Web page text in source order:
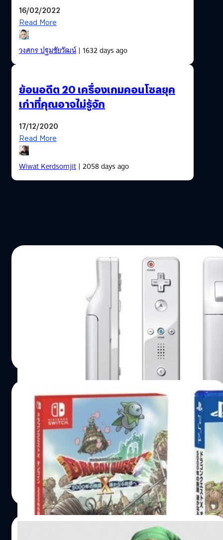
16/02/2022
Read More
วงศกร ปฐมชัยวัฒน์| 1632 days ago
ย้อนอดีต 20 เครื่องเกมคอนโซลยุค
เก่าที่คุณอาจไม่รู้จัก
17/12/2020
Read More
Wiwat Kerdsomjit| 2058 days ago
นินเทนโด ถูกสั่งให้จ่ายเงิน 10 ล้านเหรียญ หลัง
จากแพ้คดีละเมิดสิทธิบัตรจอย Wii Mote
งานเข้าปู่นินแพ้คดีละเมิดสิทธิบัตรจอย Wii Mote
| 3262 days ago
เกม Dragon Quest 10 เตรียมอัพเดทเวอร์ชั่น
ใหม่ ปลายปีนี้
Dragon Quest 10 เตรียมอัพเกรดเวอร์ชั่นใหม่แล้ว
วงศกร ปฐมชัยวัฒน์| 3288 days ago
Read More